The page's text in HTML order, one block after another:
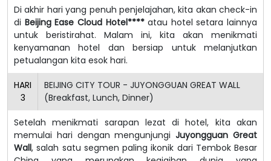
Di akhir hari yang penuh penjelajahan, kita akan check-in
di Beijing Ease Cloud Hotel****atau hotel setara lainnya
untuk beristirahat. Malam ini, kita akan menikmati
kenyamanan hotel dan bersiap untuk melanjutkan
petualangan kita esok hari.
HARI
3
BEIJING CITY TOUR - JUYONGGUAN GREAT WALL
(Breakfast, Lunch, Dinner)
Setelah menikmati sarapan lezat di hotel, kita akan
memulai hari dengan mengunjungiJuyongguan Great
Wall, salah satu segmen paling ikonik dari Tembok Besar